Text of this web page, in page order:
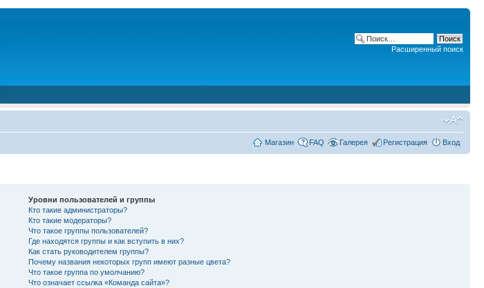
Расширенный поиск
Магазин FAQ Галерея Регистрация Вход
Уровни пользователей и группы
Кто такие администраторы?
Кто такие модераторы?
Что такое группы пользователей?
Где находятся группы и как вступить в них?
Как стать руководителем группы?
Почему названия некоторых групп имеют разные цвета?
Что такое группа по умолчанию?
Что означает ссылка «Команда сайта»?